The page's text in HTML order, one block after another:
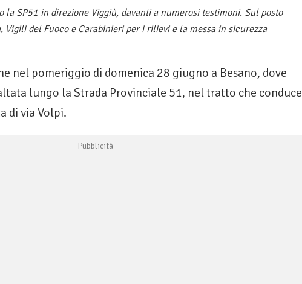
la SP51 in direzione Viggiù, davanti a numerosi testimoni. Sul posto
Vigili del Fuoco e Carabinieri per i rilievi e la messa in sicurezza
nel pomeriggio di domenica 28 giugno a Besano, dove
lungo la Strada Provinciale 51, nel tratto che conduce
di via Volpi.